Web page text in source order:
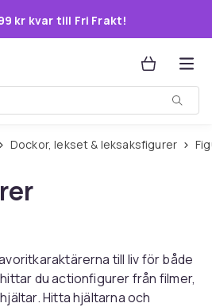
kr kvar till Fri Frakt!
Dockor, lekset & leksaksfigurer
till liv för både
du actionfigurer från filmer,
Hitta hjältarna och